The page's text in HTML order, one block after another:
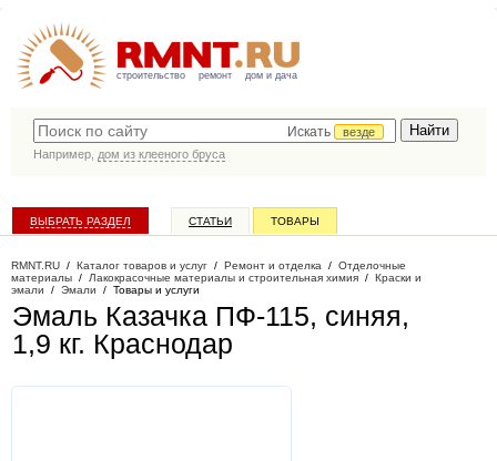
строительство ремонт дом и дача
Искать
везде
Например, дом из клееного бруса
ВЫБРАТЬ РАЗДЕЛ СТАТЬИ ТОВАРЫ
RMNT.RU / Каталог товаров и услуг / Ремонт и отделка / Отделочные
материалы / Лакокрасочные материалы и строительная химия / Краски и
эмали / Эмали / Товары и услуги
Эмаль Казачка ПФ-115, синяя,
1,9 кг. Краснодар